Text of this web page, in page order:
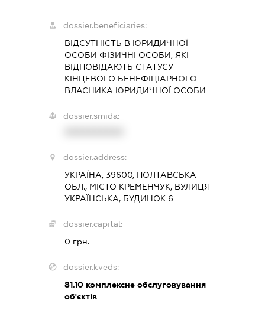
dossier.beneficiaries:
ВІДСУТНІСТЬ В ЮРИДИЧНОЇ
ОСОБИ ФІЗИЧНІ ОСОБИ, ЯКІ
ВІДПОВІДАЮТЬ СТАТУСУ
КІНЦЕВОГО БЕНЕФІЦІАРНОГО
ВЛАСНИКА ЮРИДИЧНОЇ ОСОБИ
dossier.smida:
dossier.address:
УКРАЇНА, 39600, ПОЛТАВСЬКА
ОБЛ., МІСТО КРЕМЕНЧУК, ВУЛИЦЯ
УКРАЇНСЬКА, БУДИНОК 6
dossier.capital:
0 грн.
dossier.kveds:
81.10 комплексне обслуговування
об'єктів